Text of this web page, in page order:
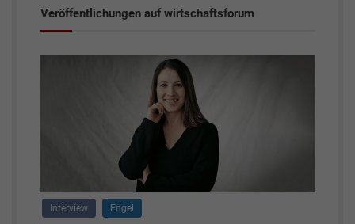
Veröffentlichungen auf wirtschaftsforum
Interview Engel